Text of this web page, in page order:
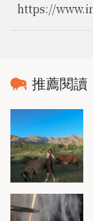
https://
推薦閱讀